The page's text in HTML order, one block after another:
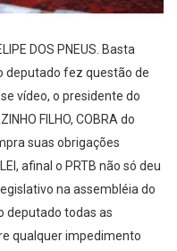
DOS PNEUS. Basta
deputado fez questão de
vídeo, o presidente do
FILHO, COBRA do
suas obrigações
afinal o PRTB não só deu
na assembléia do
deputado todas as
qualquer impedimento